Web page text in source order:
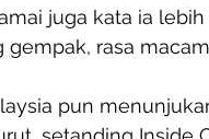
juga kata ia lebih
gempak, rasa
pun